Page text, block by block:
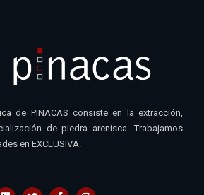
de PINACAS consiste en la extracción,
de piedra arenisca. Trabajamos
en EXCLUSIVA.